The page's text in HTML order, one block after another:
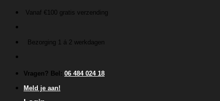
inhoud
Vanaf €100 gratis verzending
Bezorging 1 á 2 werkdagen
Vragen? Bel: 06 484 024 18
Meld je aan!